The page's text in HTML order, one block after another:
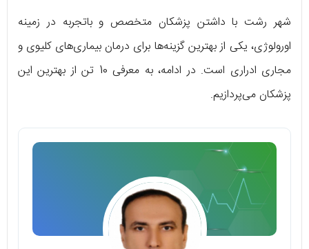
شهر رشت با داشتن پزشکان متخصص و باتجربه در زمینه
اورولوژی، یکی از بهترین گزینه‌ها برای درمان بیماری‌های کلیوی و
مجاری ادراری است. در ادامه، به معرفی 10 تن از بهترین این
پزشکان می‌پردازیم.